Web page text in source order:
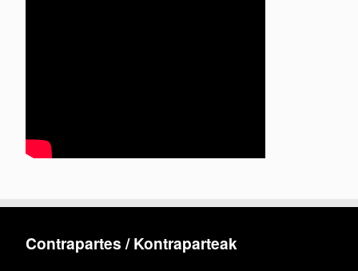
Contrapartes / Kontraparteak